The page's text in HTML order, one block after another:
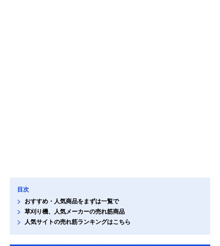
目次
おすすめ・人気商品をまずは一覧で
草刈り機、人気メーカーの売れ筋商品
人気サイトの売れ筋ランキングはこちら